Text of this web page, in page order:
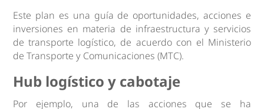
Este plan es una guía de oportunidades, acciones e
inversiones en materia de infraestructura y servicios
de transporte logístico, de acuerdo con el Ministerio
de Transporte y Comunicaciones (MTC).
Hub logístico y cabotaje
Por ejemplo, una de las acciones que se ha